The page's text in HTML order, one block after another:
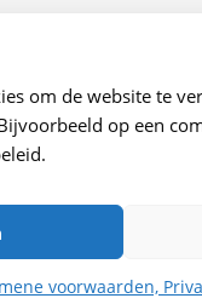
om de website te
op een
voorwaarden,